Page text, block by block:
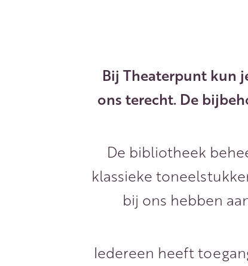
Bij Theaterpunt kun
ons terecht. De
De bibliotheek
klassieke
bij ons hebben
Iedereen heeft